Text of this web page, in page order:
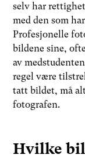
selv har
med den som
Profesjonelle
bildene sine,
av
regel være
tatt bildet, må
fotografen.
Hvilke